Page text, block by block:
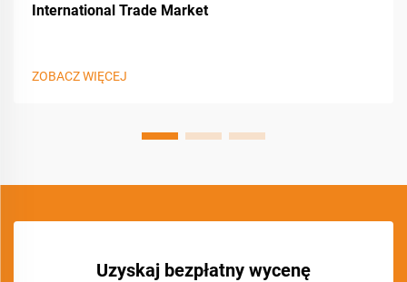
International Trade Market
ZOBACZ WIĘCEJ
Uzyskaj bezpłatny wycenę